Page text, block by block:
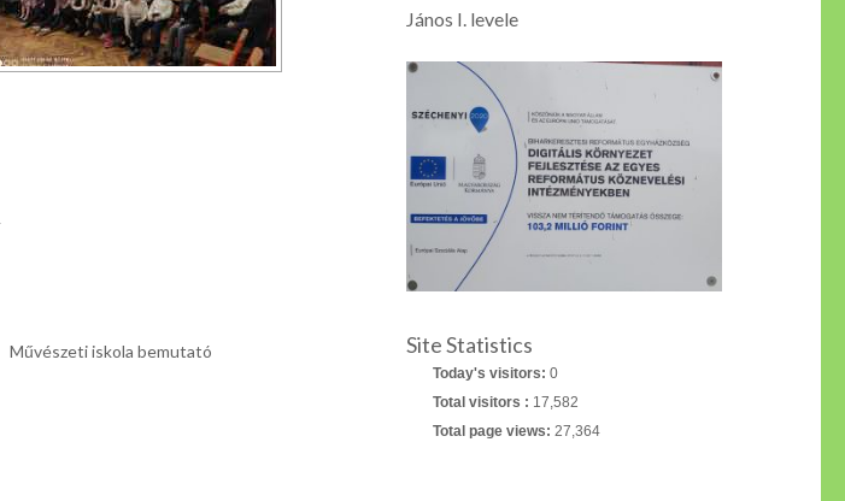
Művészeti iskola bemutató
János I. levele
Site Statistics
Today's visitors: 0
Total visitors : 17,582
Total page views: 27,364